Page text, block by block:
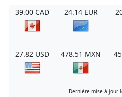
39.00 CAD 24.14 EUR
27.82 USD 478.51 MXN
Dernière mise à jour